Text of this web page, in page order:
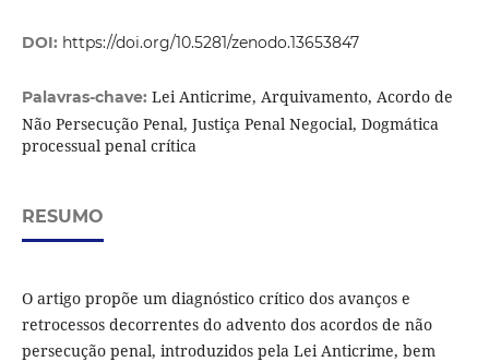
DOI: https://doi.org/10.5281/zenodo.13653847
Palavras-chave: Lei Anticrime, Arquivamento, Acordo de
Não Persecução Penal, Justiça Penal Negocial, Dogmática
processual penal crítica
RESUMO
O artigo propõe um diagnóstico crítico dos avanços e
retrocessos decorrentes do advento dos acordos de não
persecução penal, introduzidos pela Lei Anticrime, bem